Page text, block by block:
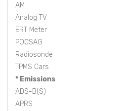
AM
Analog TV
ERT Meter
POCSAG
Radiosonde
TPMS Cars
* Emissions
ADS-B(S)
APRS